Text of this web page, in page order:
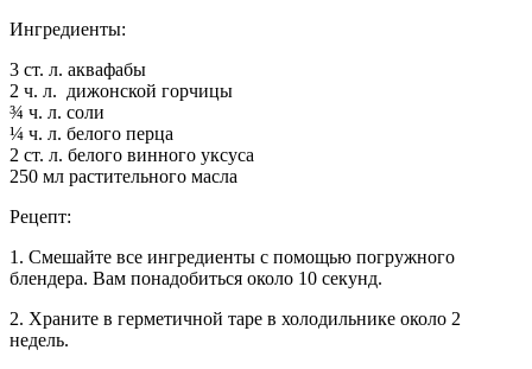
Ингредиенты:
3 ст. л. аквафабы
2 ч. л. дижонской горчицы
¾ ч. л. соли
¼ ч. л. белого перца
2 ст. л. белого винного уксуса
250 мл растительного масла
Рецепт:
1. Смешайте все ингредиенты с помощью погружного
блендера. Вам понадобиться около 10 секунд.
2. Храните в герметичной таре в холодильнике около 2
недель.